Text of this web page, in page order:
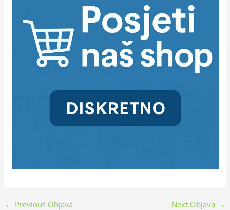
← Previous Objava Next Objava →